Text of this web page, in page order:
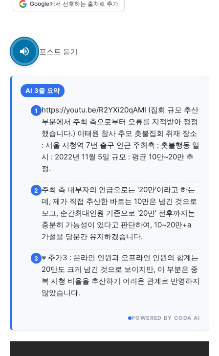
제주지역
부산/울산 대전지역
커뮤니티
자유게시판
서비스 & 앱
수완뉴스 추천 서비스
스토어 수완 키즈 청라온
멤버십 소개 이니셔티브
커리어
기자단 참여
저널리즘 바이브
보도자료 작성 서비스
스위프트 하이브
라라프레스
오픈미트
제주지역
부산/울산 대전지역
커뮤니티
자유게시판
서비스 & 앱
수완뉴스 추천 서비스
스토어 수완 키즈 청년공감 청라온
멤버십 소개 이니셔티브
커리어
기자단 참여
저널리즘 바이브
보도자료 작성 서비스
스위프트 하이브
라라프레스
오픈미트
Google에서 선호하는 출처로 추가
포스트 듣기
AI 3줄 요약
1
https://youtu.be/R2YXi20qAMI (집회 규모 추산
부분에서 주최 측으로부터 오류를 지적받아 정정
했습니다.) 이태원 참사 추모 촛불집회 취재 장소
: 서울 시청역 7번 출구 인근 주최측 : 촛불행동 일
시 : 2022년 11월 5일 규모 : 평균 10만~20만 추
정.
2 주최 측 내부자의 언급으로는 '20만'이라고 하는
데, 제가 직접 추산한 바로는 10만은 넘긴 것으로
보고, 순간최대인원 기준으로 '20만' 전후까지는
충분히 가능성이 있다고 판단하여, 10~20만+a
가설을 당분간 유지하겠습니다.
3 ※ 추가3 : 온라인 인원과 오프라인 인원의 합계는
20만도 크게 넘긴 것으로 보이지만, 이 부분은 중
복 시청 비율을 추산하기 어려운 관계로 반영하지
않았습니다.
POWERED BY CODA AI